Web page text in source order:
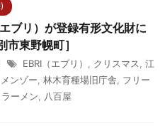
ブリ）が登録有形文化財に
市東野幌町］
EBRI（エブリ） , クリスマス, 江
メンゾー, 林木育種場旧庁舎, フリー
ラーメン, 八百屋